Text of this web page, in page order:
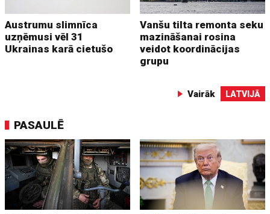
Austrumu slimnīca
uzņēmusi vēl 31
Ukrainas karā cietušo
Vanšu tilta remonta seku
mazināšanai rosina
veidot koordinācijas
grupu
Vairāk LATVIJĀ
PASAULĒ